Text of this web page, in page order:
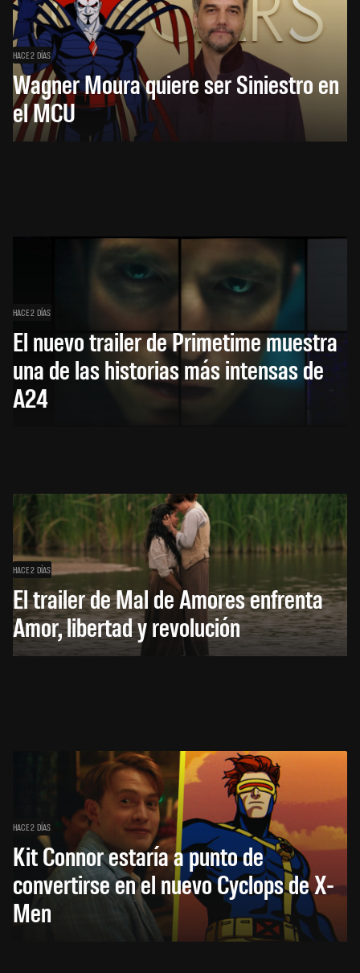
HACE 2 DÍAS
Wagner Moura quiere ser Siniestro en
el MCU
HACE 2 DÍAS
El nuevo trailer de Primetime muestra
una de las historias más intensas de
A24
HACE 2 DÍAS
El trailer de Mal de Amores enfrenta
Amor, libertad y revolución
HACE 2 DÍAS
Kit Connor estaría a punto de
convertirse en el nuevo Cyclops de X-
Men